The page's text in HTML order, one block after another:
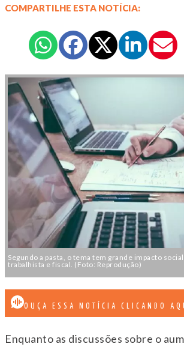
COMPARTILHE ESTA NOTÍCIA:
Segundo a pasta, o tema tem grande impacto
trabalhista e fiscal. (Foto: Reprodução)
OUÇA ESSA NOTÍCIA CLICANDO
Enquanto as discussões sobre o